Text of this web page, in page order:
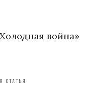
война»
СТАТЬЯ